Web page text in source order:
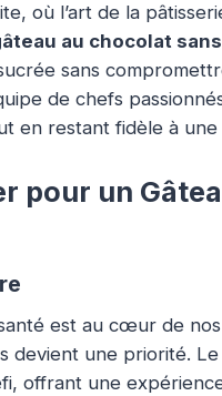
où l’art de la
au chocolat
sans
de chefs
en restant fidèle à
pour un
est au cœur de
devient une priorité.
offrant une